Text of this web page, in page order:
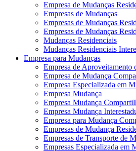
Empresa de Mudanças
Empresas de Mudanças
Empresas de Mudanças
Empresas de Mudanças
Mudanças Residenciais
Mudanças Residenciais
Empresa para Mudanças
Empresa de Aproveitamento
Empresa de Mudança
Empresa Especializada em
Empresa Mudança
Empresa Mudança
Empresa Mudança
Empresa para Mudança
Empresas de Mudança
Empresas de Transporte de
Empresas Especializada em